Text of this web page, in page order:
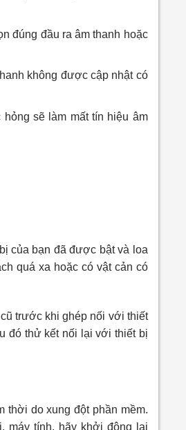
đúng đầu ra âm thanh hoặc
không được cập nhật có
sẽ làm mất tín hiệu âm
của bạn đã được bật và loa
quá xa hoặc có vật cản có
trước khi ghép nối với thiết
đó thử kết nối lại với thiết bị
thời do xung đột phần mềm.
máy tính, hãy khởi động lại